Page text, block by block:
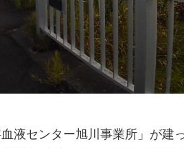
液センター旭川事業所」が建